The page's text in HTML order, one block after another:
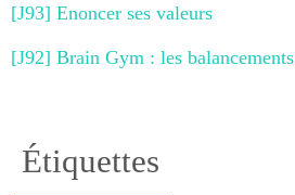
[J93] Enoncer ses valeurs
[J92] Brain Gym : les balancements
Étiquettes